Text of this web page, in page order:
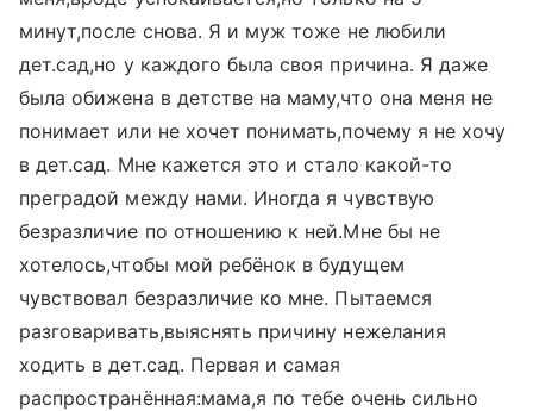
минут,после снова. Я и муж тоже не любили
дет.сад,но у каждого была своя причина. Я даже
была обижена в детстве на маму,что она меня не
понимает или не хочет понимать,почему я не хочу
в дет.сад. Мне кажется это и стало какой-то
преградой между нами. Иногда я чувствую
безразличие по отношению к ней.Мне бы не
хотелось,чтобы мой ребёнок в будущем
чувствовал безразличие ко мне. Пытаемся
разговаривать,выяснять причину нежелания
ходить в дет.сад. Первая и самая
распространённая:мама,я по тебе очень сильно